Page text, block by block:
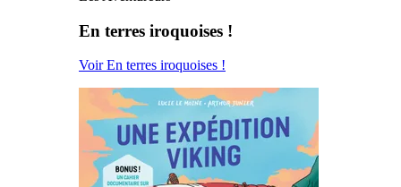
En terres iroquoises !
Voir En terres iroquoises !